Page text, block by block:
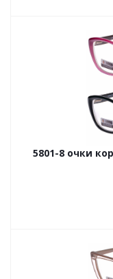
5801-8 очки